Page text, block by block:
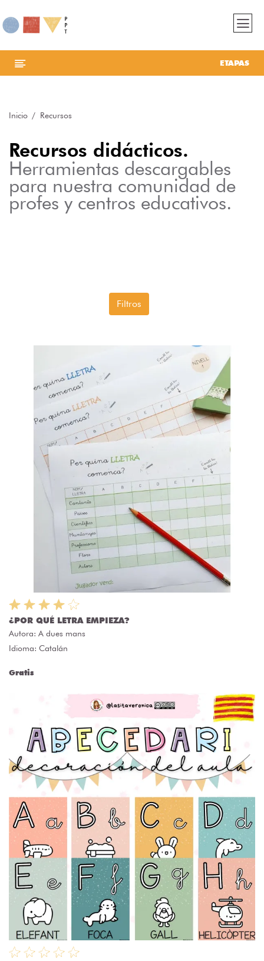
ETAPAS
Inicio Recursos
Recursos didácticos.
Herramientas descargables
para nuestra comunidad de
profes y centros educativos.
Filtros
¿POR QUÉ LETRA EMPIEZA?
Autora: A dues mans
Idioma: Catalán
Gratis